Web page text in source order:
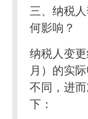
三、纳税
何影响？
纳税人变
月）的实
不同，进
下：